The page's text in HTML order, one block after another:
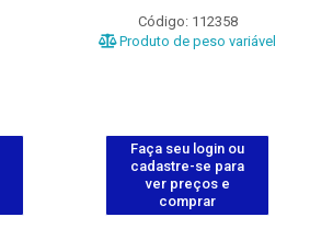
Código: 112358
Produto de peso variável
Faça seu login ou
cadastre-se para
ver preços e
comprar